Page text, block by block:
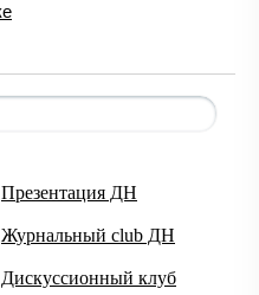
Презентация ДН
Журнальный club ДН
Дискуссионный клуб